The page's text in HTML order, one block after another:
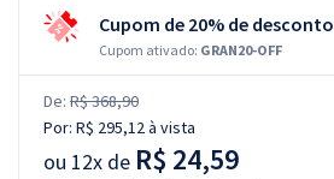
Cupom de 20% de desconto
Cupom ativado: GRAN20-OFF
De: R$ 368,90
Por: R$ 295,12à vista
ou 12x de R$ 24,59